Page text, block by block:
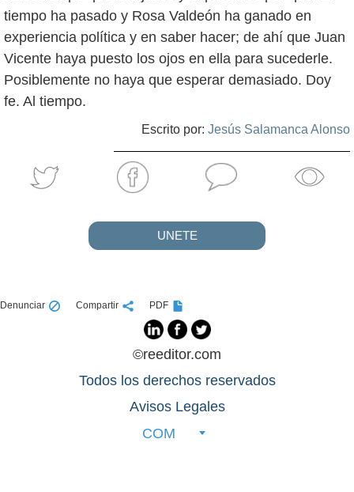
tiempo ha pasado y Rosa Valdeón ha ganado en
experiencia política y en saber hacer; de ahí que Juan
Vicente haya puesto los ojos en ella para sucederle.
Posiblemente no haya que esperar demasiado. Doy
fe. Al tiempo.
Escrito por: Jesús Salamanca Alonso
UNETE
Denunciar Compartir PDF
©reeditor.com
Todos los derechos reservados
Avisos Legales